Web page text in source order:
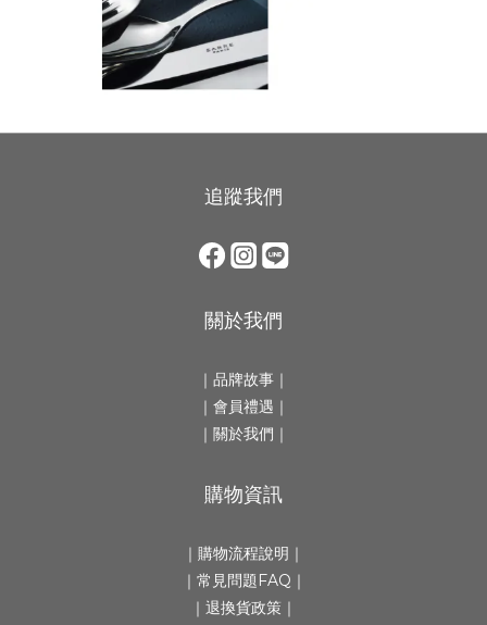
追蹤我們
關於我們
｜ 品牌故事 ｜
｜會員禮遇｜
｜ 關於我們 ｜
購物資訊
｜ 購物流程說明 ｜
｜ 常見問題FAQ ｜
｜ 退換貨政策 ｜